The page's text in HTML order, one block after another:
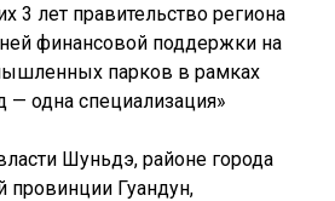
3 лет правительство региона
финансовой поддержки на
парков в рамках
— одна специализация»
Шуньдэ, районе города
провинции Гуандун,